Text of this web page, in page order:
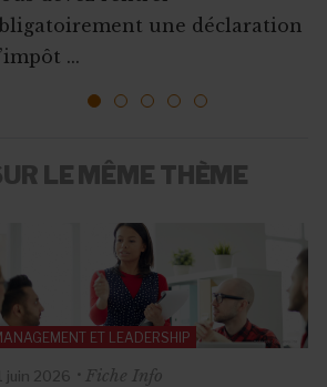
une déclaration
...
ce soit pour augmenter vos
vous faire connaî...
sont mises ...
1 2 3 4
LE MÊME THÈME
ET LEADERSHIP
juin 2026 Fiche Info